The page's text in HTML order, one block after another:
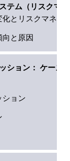
ム（リスクマ
とリスクマネ
と原因
ョン： ケース
ョン